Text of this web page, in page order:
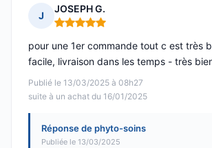
J
JOSEPH G.
Note : 5 sur 5
Publié le 13/03/2025 à 08h27
suite à un achat du 16/01/2025
pour une 1er commande tout c est très
facile, livraison dans les temps - très
Réponse de phyto-soins
Publiée le 13/03/2025